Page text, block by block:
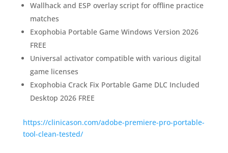
Wallhack and ESP overlay script for offline practice
matches
Exophobia Portable Game Windows Version 2026
FREE
Universal activator compatible with various digital
game licenses
Exophobia Crack Fix Portable Game DLC Included
Desktop 2026 FREE
https://clinicason.com/adobe-premiere-pro-portable-
tool-clean-tested/